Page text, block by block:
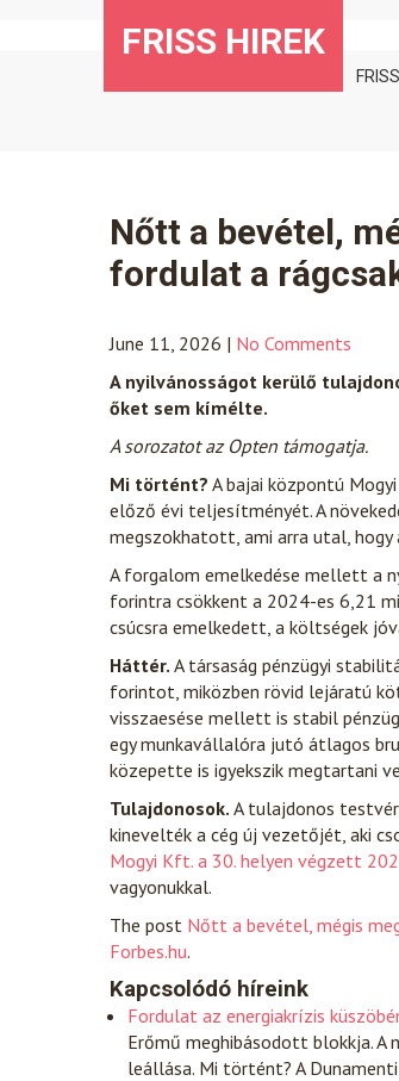
FRISS HIREK
Nőtt a bevétel,
fordulat a
June 11, 2026 | No Comments
A nyilvánosságot kerülő
őket sem kímélte.
A sorozatot az Opten támogatja.
Mi történt? A bajai központú
előző évi teljesítményét. A
megszokhatott, ami arra utal, hogy
A forgalom emelkedése mellett a
forintra csökkent a 2024-es 6,21
csúcsra emelkedett, a költségek
Háttér. A társaság pénzügyi
forintot, miközben rövid lejáratú
visszaesése mellett is stabil
egy munkavállalóra jutó átlagos
közepette is igyekszik megtartani
Tulajdonosok. A tulajdonos
kinevelték a cég új vezetőjét, aki
Mogyi Kft. a 30. helyen végzett
vagyonukkal.
The post Nőtt a bevétel, mégis
Forbes.hu.
Kapcsolódó híreink
Fordulat az energiakrízis
Erőmű meghibásodott blokkja.
leállása. Mi történt? A